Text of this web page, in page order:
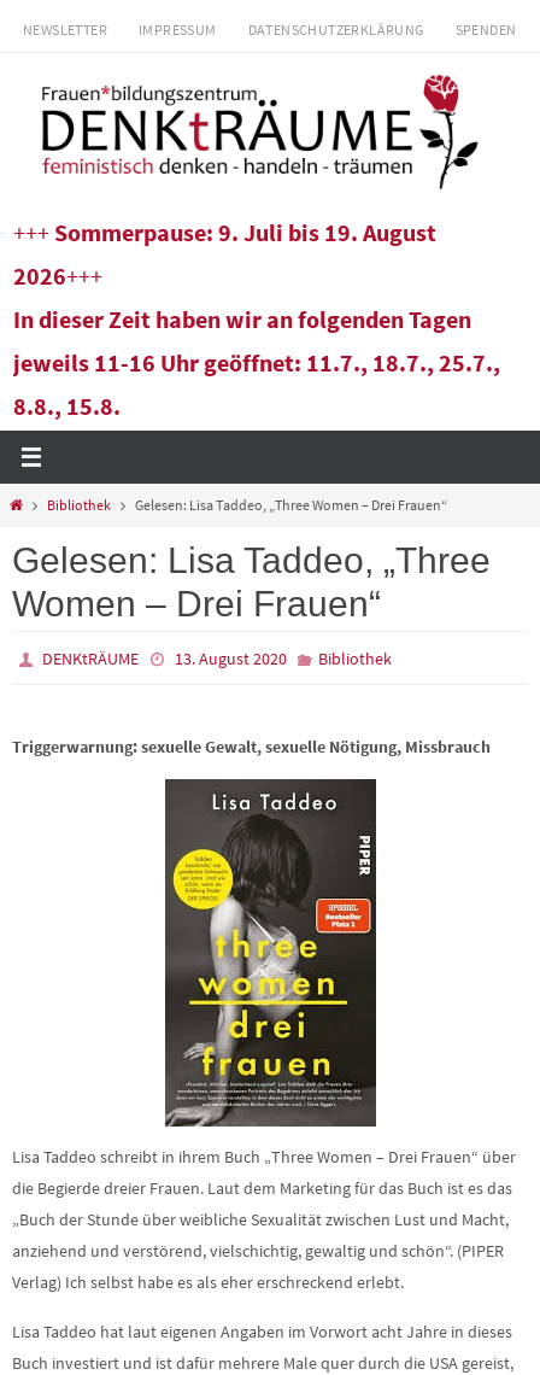
Zum
springen
NEWSLETTER IMPRESSUM DATENSCHUTZERKLÄRUNG SPENDEN
+++ Sommerpause: 9. Juli bis 19. August
2026+++
In dieser Zeit haben wir an folgenden Tagen
jeweils 11-16 Uhr geöffnet: 11.7., 18.7., 25.7.,
8.8., 15.8.
StartBibliothek Gelesen: Lisa Taddeo, „Three Women – Drei Frauen“
Gelesen: Lisa Taddeo, „Three
Women – Drei Frauen“
DENKtRÄUME 13. August 2020 Bibliothek
Triggerwarnung: sexuelle Gewalt, sexuelle Nötigung, Missbrauch
Lisa Taddeo schreibt in ihrem Buch „Three Women – Drei Frauen“ über
die Begierde dreier Frauen. Laut dem Marketing für das Buch ist es das
„Buch der Stunde über weibliche Sexualität zwischen Lust und Macht,
anziehend und verstörend, vielschichtig, gewaltig und schön“. (PIPER
Verlag) Ich selbst habe es als eher erschreckend erlebt.
Lisa Taddeo hat laut eigenen Angaben im Vorwort acht Jahre in dieses
Buch investiert und ist dafür mehrere Male quer durch die USA gereist,